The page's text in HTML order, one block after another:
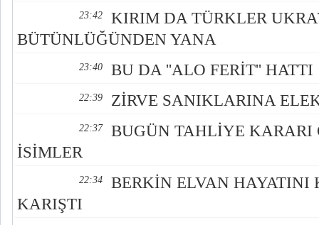
23:42
KIRIM DA TÜRKLER
BÜTÜNLÜĞÜNDEN YANA
23:40 BU DA ''ALO FERİT'' HATTI
22:39 ZİRVE SANIKLARINA
22:37
BUGÜN TAHLİYE KARARI
İSİMLER
22:34
BERKİN ELVAN HAYATINI
KARIŞTI